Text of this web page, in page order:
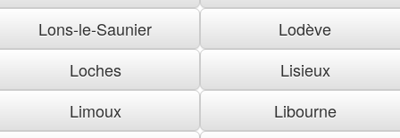
Lons-le-Saunier
Lodève
Loches
Lisieux
Limoux
Libourne